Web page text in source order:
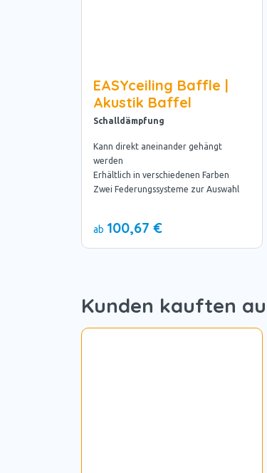
EASYceiling Baffle |
Akustik Baffel
Schalldämpfung
Kann direkt aneinander gehängt
werden
Erhältlich in verschiedenen Farben
Zwei Federungssysteme zur Auswahl
ab 100,67 €
Kunden kauften